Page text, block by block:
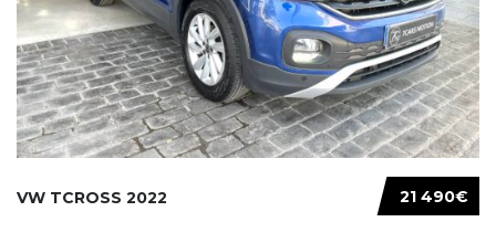
21 490€
VW TCROSS 2022